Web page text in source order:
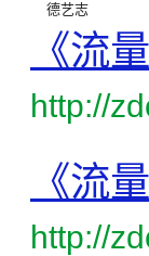
德艺志
《流
http://
《流
http://